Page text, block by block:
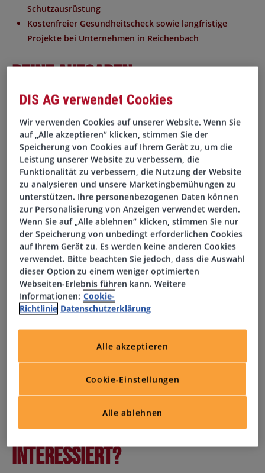
Schutzausrüstung
Kostenfreier Gesundheitschecksowie langfristige
Projekte bei Unternehmen in Reichenbach
Deine Aufgaben
Du montierst Baugruppen und Komponenten in der
Montagelinie
Du führst mechanische Montagearbeiten nach
technischen Vorgaben durch
Du installierst hydraulische und pneumatische Bauteile
Du prüfst montierte Baugruppen auf Funktion und
Qualität
Du arbeitest eng mit deinem Team in der Produktion
zusammen
Dein Profil
Abgeschlossene Ausbildung als Mechaniker, z. B.
Anlagenmechaniker, Kfz-Mechatroniker,
Industriemechaniker, Schlosser oder
Werkzeugmechaniker
Alternativ Erfahrung in der Montage technischer
Anlagen
Teamfähigkeit, Motivation und zuverlässige
Tagschicht am Standort
Interessiert?
DIS AG verwendet Cookies
Wir verwenden Cookies auf unserer Website. Wenn Sie
auf „Alle akzeptieren“ klicken, stimmen Sie der
Speicherung von Cookies auf Ihrem Gerät zu, um die
Leistung unserer Website zu verbessern, die
Funktionalität zu verbessern, die Nutzung der Website
zu analysieren und unsere Marketingbemühungen zu
unterstützen. Ihre personenbezogenen Daten können
zur Personalisierung von Anzeigen verwendet werden.
Wenn Sie auf „Alle ablehnen“ klicken, stimmen Sie nur
der Speicherung von unbedingt erforderlichen Cookies
auf Ihrem Gerät zu. Es werden keine anderen Cookies
verwendet. Bitte beachten Sie jedoch, dass die Auswahl
dieser Option zu einem weniger optimierten
Webseiten-Erlebnis führen kann. Weitere
Informationen: Cookie-
Richtlinie Datenschutzerklärung
Cookie-Einstellungen
Alle ablehnen
Alle akzeptieren